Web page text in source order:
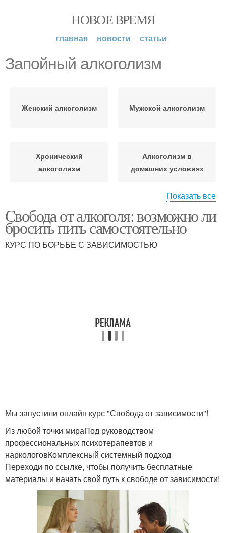
НОВОЕ ВРЕМЯ
главная новости статьи
Запойный алкоголизм
Женский алкоголизм Мужской алкоголизм
Хронический
алкоголизм
Алкоголизм в
домашних условиях
алкоголизма
Борьба с алкоголизмом
Показать все
Свобода от алкоголя: возможно ли
бросить пить самостоятельно
КУРС ПО БОРЬБЕ С ЗАВИСИМОСТЬЮ
Мы запустили онлайн курс "Свобода от зависимости"!
Из любой точки мираПод руководством
профессиональных психотерапевтов и
наркологовКомплексный системный подход
Переходи по ссылке, чтобы получить бесплатные
материалы и начать свой путь к свободе от зависимости!